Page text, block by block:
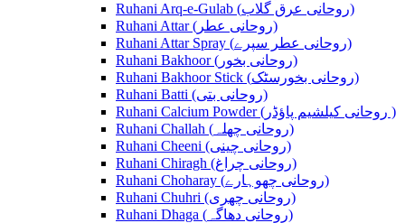
Ruhani Arq-e-Gulab (روحانی عرق گلاب)
Ruhani Attar (روحانی عطر)
Ruhani Attar Spray (روحانی عطر سپرے)
Ruhani Bakhoor (روحانی بخور)
Ruhani Bakhoor Stick (روحانی بخورسٹک)
Ruhani Batti (روحانی بتی)
Ruhani Calcium Powder (روحانی کیلشیم پاؤڈر )
Ruhani Challah (روحانی چھلہ)
Ruhani Cheeni (روحانی چینی)
Ruhani Chiragh (روحانی چراغ)
Ruhani Choharay (روحانی چھوہارے)
Ruhani Chuhri (روحانی چھری)
Ruhani Dhaga (روحانی دھاگہ)